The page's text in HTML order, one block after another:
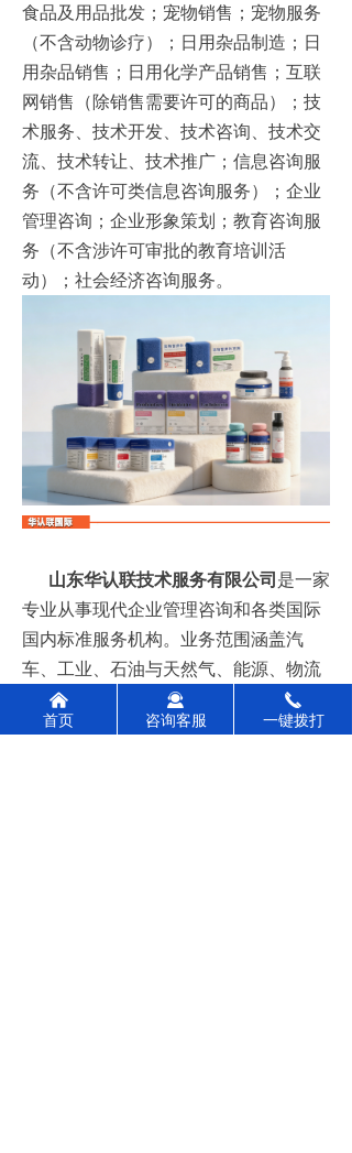
食品及用品批发；宠物销售；宠物服务
（不含动物诊疗）；日用杂品制造；日
用杂品销售；日用化学产品销售；互联
网销售（除销售需要许可的商品）；技
术服务、技术开发、技术咨询、技术交
流、技术转让、技术推广；信息咨询服
务（不含许可类信息咨询服务）；企业
管理咨询；企业形象策划；教育咨询服
务（不含涉许可审批的教育培训活
动）；社会经济咨询服务。
山东华认联技术服务有限公司 是一家
专业从事现代企业管理咨询和各类国际
国内标准服务机构。业务范围涵盖汽
车、工业、石油与天然气、能源、物流
与运输、信息技术、食品农产、轨道交
通、社会责任、航空航天、医疗服务、
낀
首页
끤
咨询客服
끅
一键拨打